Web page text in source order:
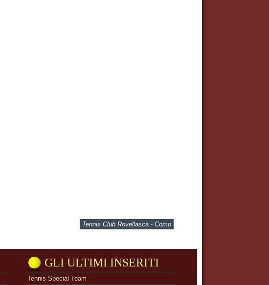
Tennis Club Rovellasca - Como
GLI ULTIMI INSERITI
Tennis Special Team